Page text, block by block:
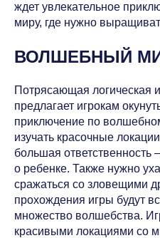
ждет увлекательное
миру, где нужно
ВОЛШЕБНЫЙ
Потрясающая логическая
предлагает игрокам
приключение по
изучать красочные
большая ответственность
о ребенке. Также нужно
сражаться со зловещими
прохождения игры будут
множество волшебства.
красивыми локациями со